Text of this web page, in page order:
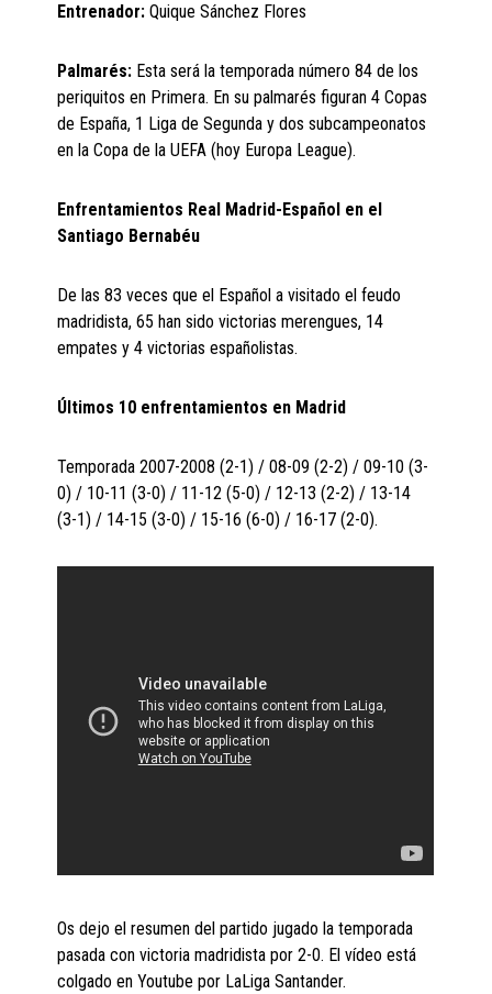
Entrenador: Quique Sánchez Flores
Palmarés: Esta será la temporada número 84 de los
periquitos en Primera. En su palmarés figuran 4 Copas
de España, 1 Liga de Segunda y dos subcampeonatos
en la Copa de la UEFA (hoy Europa League).
Enfrentamientos Real Madrid-Español en el
Santiago Bernabéu
De las 83 veces que el Español a visitado el feudo
madridista, 65 han sido victorias merengues, 14
empates y 4 victorias españolistas.
Últimos 10 enfrentamientos en Madrid
Temporada 2007-2008 (2-1) / 08-09 (2-2) / 09-10 (3-
0) / 10-11 (3-0) / 11-12 (5-0) / 12-13 (2-2) / 13-14
(3-1) / 14-15 (3-0) / 15-16 (6-0) / 16-17 (2-0).
Os dejo el resumen del partido jugado la temporada
pasada con victoria madridista por 2-0. El vídeo está
colgado en Youtube por LaLiga Santander.